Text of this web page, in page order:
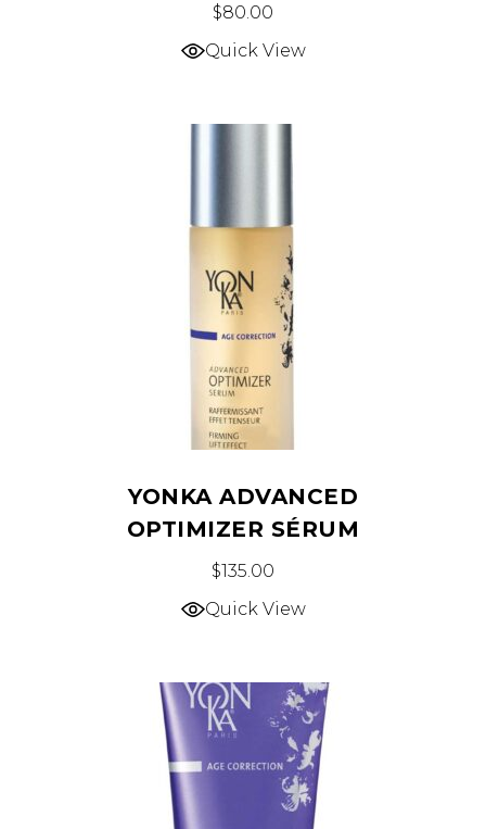
$80.00
Quick View
YONKA ADVANCED
OPTIMIZER SÉRUM
$135.00
Quick View